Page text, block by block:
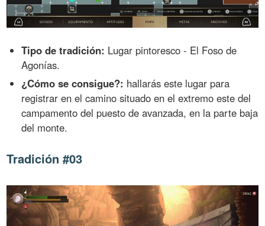
Tipo de tradición: Lugar pintoresco - El Foso de
Agonías.
¿Cómo se consigue?: hallarás este lugar para
registrar en el camino situado en el extremo este del
campamento del puesto de avanzada, en la parte baja
del monte.
Tradición #03